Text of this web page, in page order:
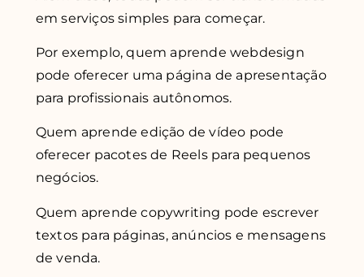
em serviços simples para começar.
Por exemplo, quem aprende webdesign
pode oferecer uma página de apresentação
para profissionais autônomos.
Quem aprende edição de vídeo pode
oferecer pacotes de Reels para pequenos
negócios.
Quem aprende copywriting pode escrever
textos para páginas, anúncios e mensagens
de venda.